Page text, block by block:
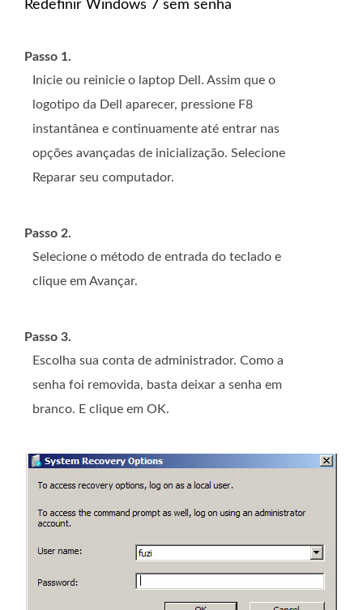
Redefinir Windows 7 sem senha
Passo 1.
Inicie ou reinicie o laptop Dell. Assim que o
logotipo da Dell aparecer, pressione F8
instantânea e continuamente até entrar nas
opções avançadas de inicialização. Selecione
Reparar seu computador.
Passo 2.
Selecione o método de entrada do teclado e
clique em Avançar.
Passo 3.
Escolha sua conta de administrador. Como a
senha foi removida, basta deixar a senha em
branco. E clique em OK.